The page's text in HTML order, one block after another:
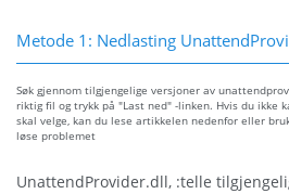
Metode 1: Nedlasting
Søk gjennom tilgjengelige versjoner av
riktig fil og trykk på "Last ned" -linken. Hvis du ikke
skal velge, kan du lese artikkelen nedenfor eller
løse problemet
UnattendProvider.dll, :telle